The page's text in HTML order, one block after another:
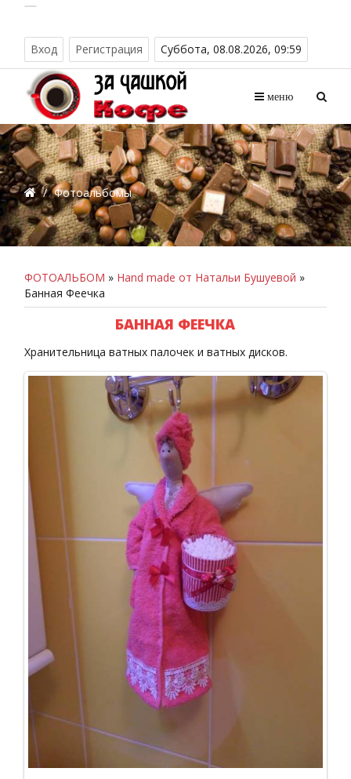
Вход Регистрация Суббота, 08.08.2026, 09:59
меню
/ Фотоальбомы
ФОТОАЛЬБОМ » Hand made от Натальи Бушуевой »
Банная Феечка
БАННАЯ ФЕЕЧКА
Хранительница ватных палочек и ватных дисков.